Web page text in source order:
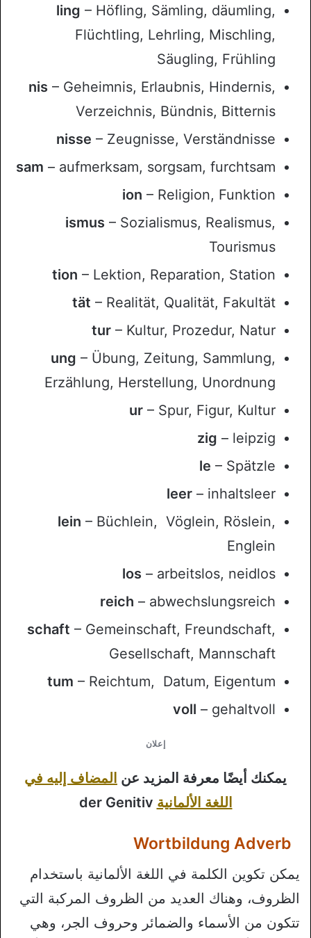
ling – Höfling, Sämling, däumling,
Flüchtling, Lehrling, Mischling,
Säugling, Frühling
nis – Geheimnis, Erlaubnis, Hindernis,
Verzeichnis, Bündnis, Bitternis
nisse – Zeugnisse, Verständnisse
sam – aufmerksam, sorgsam, furchtsam
ion – Religion, Funktion
ismus – Sozialismus, Realismus,
Tourismus
tion – Lektion, Reparation, Station
tät – Realität, Qualität, Fakultät
tur – Kultur, Prozedur, Natur
ung – Übung, Zeitung, Sammlung,
Erzählung, Herstellung, Unordnung
ur – Spur, Figur, Kultur
zig – leipzig
le – Spätzle
leer – inhaltsleer
lein – Büchlein, Vöglein, Röslein,
Englein
los – arbeitslos, neidlos
reich – abwechslungsreich
schaft – Gemeinschaft, Freundschaft,
Gesellschaft, Mannschaft
tum – Reichtum, Datum, Eigentum
voll – gehaltvoll
إعلان
يمكنك أيضًا معرفة المزيد عن المضاف إليه في
اللغة الألمانية
يمكن تكوين الكلمة في اللغة الألمانية باستخدام
الظروف، وهناك العديد من الظروف المركبة التي
تتكون من الأسماء والضمائر وحروف الجر، وهي